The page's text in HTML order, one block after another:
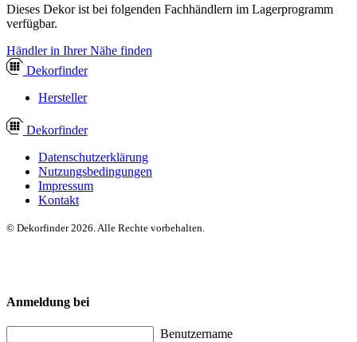
Dieses Dekor ist bei folgenden Fachhändlern im Lagerprogramm
verfügbar.
Händler in Ihrer Nähe finden
Dekorfinder
Hersteller
Dekorfinder
Datenschutzerklärung
Nutzungsbedingungen
Impressum
Kontakt
© Dekorfinder 2026. Alle Rechte vorbehalten.
Anmeldung bei
Benutzername